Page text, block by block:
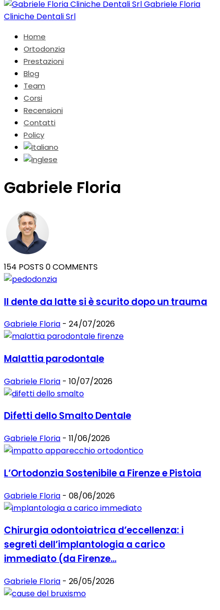
Gabriele Floria
Cliniche Dentali Srl
Home
Ortodonzia
Prestazioni
Blog
Team
Corsi
Recensioni
Contatti
Policy
Gabriele Floria
154 POSTS 0 COMMENTS
Il dente da latte si è scurito dopo un trauma
Gabriele Floria - 24/07/2026
Malattia parodontale
Gabriele Floria - 10/07/2026
Difetti dello Smalto Dentale
Gabriele Floria - 11/06/2026
L’Ortodonzia Sostenibile a Firenze e Pistoia
Gabriele Floria - 08/06/2026
Chirurgia odontoiatrica d’eccellenza: i
segreti dell’implantologia a carico
immediato (da Firenze...
Gabriele Floria - 26/05/2026